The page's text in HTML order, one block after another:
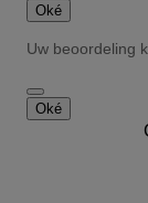
Oké
Uw beoordeling
Oké